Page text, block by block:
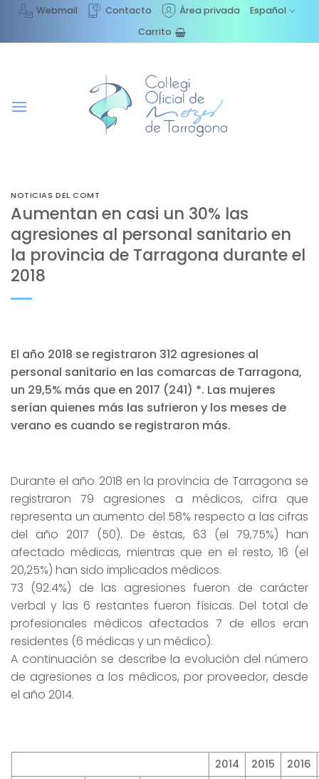
Saltar
contenido
Webmail Contacto Área privada
Español
Carrito
NOTICIAS DEL COMT
Aumentan en casi un 30% las
agresiones al personal sanitario en
la provincia de Tarragona durante el
2018
El año 2018 se registraron 312 agresiones al
personal sanitario en las comarcas de Tarragona,
un 29,5% más que en 2017 (241) *. Las mujeres
serían quienes más las sufrieron y los meses de
verano es cuando se registraron más.
Durante el año 2018 en la provincia de Tarragona se
registraron 79 agresiones a médicos, cifra que
representa un aumento del 58% respecto a las cifras
del año 2017 (50). De éstas, 63 (el 79,75%) han
afectado médicas, mientras que en el resto, 16 (el
20,25%) han sido implicados médicos.
73 (92.4%) de las agresiones fueron de carácter
verbal y las 6 restantes fueron físicas. Del total de
profesionales médicos afectados 7 de ellos eran
residentes (6 médicas y un médico).
A continuación se describe la evolución del número
de agresiones a los médicos, por proveedor, desde
el año 2014.
2014 2015 2016